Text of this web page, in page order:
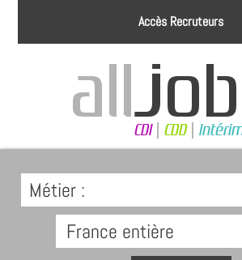
Accès Recruteurs
Métier :